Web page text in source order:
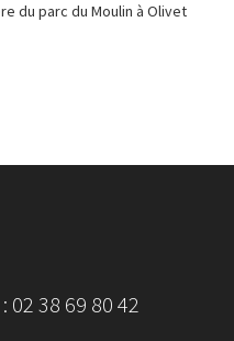
du parc du Moulin à Olivet
02 38 69 80 42